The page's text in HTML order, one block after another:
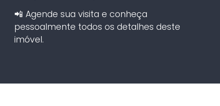
📲 Agende sua visita e conheça
pessoalmente todos os detalhes deste
imóvel.